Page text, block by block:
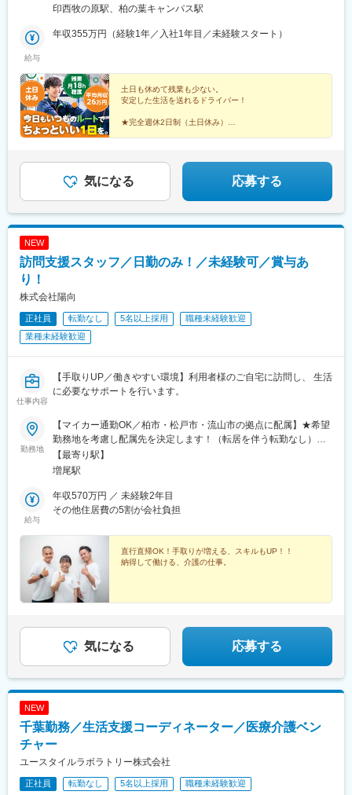
273-1京成松戸線『くぬぎ山駅』から徒歩10分【稲毛センター】
『ワンズモール』バス停下車徒歩10分【千葉センター】千葉県千
より徒歩15分【柏センター】千葉県柏市若柴330つくばエクスプ
レス『柏の葉キャンパス駅』より徒歩10分※U・Iターン歓迎※マイ
カー通勤OK
印西牧の原駅、柏の葉キャンパス駅
給与
年収355万円（経験1年／入社1年目／未経験スタート）
土日も休めて残業も少ない。
安定した生活を送れるドライバー！
★完全週休2日制（土日休み）
★賞与年2回
気になる 応募する
NEW
訪問支援スタッフ／日勤のみ！／未経験可／賞与あ
り！
株式会社陽向
正社員 転勤なし 5名以上採用
職種未経験歓迎
業種未経験歓迎
仕事内容
【手取りUP／働きやすい環境】利用者様のご自宅に訪問し、 生活
に必要なサポートを行います。
勤務地
【マイカー通勤OK／柏市・松戸市・流山市の拠点に配属】★希望
勤務地を考慮し配属先を決定します！（転居を伴う転勤なし）★
訪問エリアは近距離ばかり！直行直帰が基本スタイルなので効率
よく働けます。【松戸支店】千葉県松戸市常盤平2-11-11 ジョリ
【本社】千葉県柏市加賀3-23-10 富士ビル3階＜アクセス＞東武ア
ーバンパークライン「増尾駅」より徒歩1分【流山支店】千葉県流
＜訪問エリア＞松戸市、柏市、流山市、野田市※松戸支店のみ、我
孫子市への訪問もあります※ほとんどが車で片道15分ほどの距離
です。※受動喫煙対策／屋内禁煙
【最寄り駅】
増尾駅
給与
年収570万円 ／ 未経験2年目
その他住居費の5割が会社負担
直行直帰OK！手取りが増える、スキルもUP！！
納得して働ける、介護の仕事。
気になる 応募する
NEW
千葉勤務／生活支援コーディネーター／医療介護ベン
チャー
ユースタイルラボラトリー株式会社
正社員 転勤なし 5名以上採用
職種未経験歓迎